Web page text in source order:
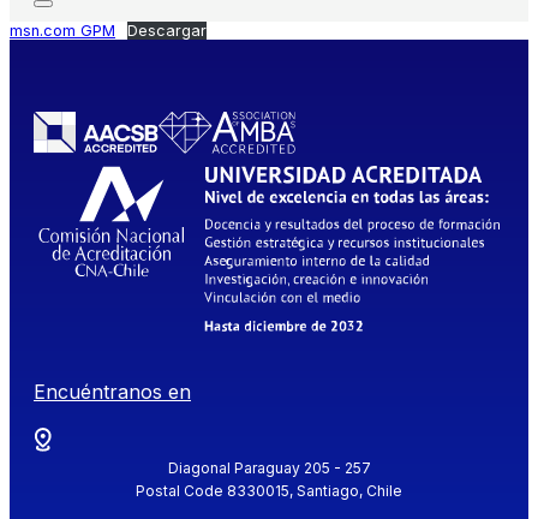
msn.com GPM Descargar
Encuéntranos en
Diagonal Paraguay 205 - 257
Postal Code 8330015, Santiago, Chile